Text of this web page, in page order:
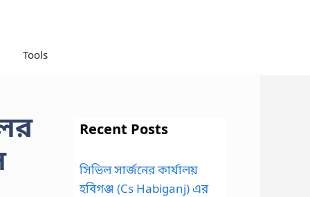
Tools
Recent Posts
সিভিল সার্জনের কার্যালয়
হবিগঞ্জ (Cs Habiganj) এর